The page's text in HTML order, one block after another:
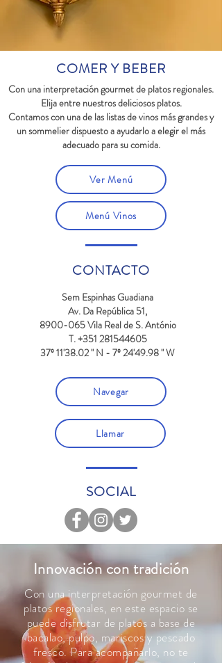
COMER Y BEBER
Con una interpretación gourmet de platos regionales.
Elija entre nuestros deliciosos platos.
Contamos con una de las listas de vinos más grandes y
un sommelier dispuesto a ayudarlo a elegir el más
adecuado para su comida.
Ver Menú
Menú Vinos
CONTACTO
Sem Espinhas Guadiana
Av. Da República 51,
8900-065 Vila Real de S. António
T. +351 281544605
37º 11'38.02 '' N - 7º 24'49.98 '' W
Navegar
Llamar
SOCIAL
Innovación con tradición
Con una interpretación gourmet de
platos regionales, en este espacio se
puede disfrutar de platos a base de
bacalao, pulpo, mariscos y pescado
fresco. Para acompañarlo, no te